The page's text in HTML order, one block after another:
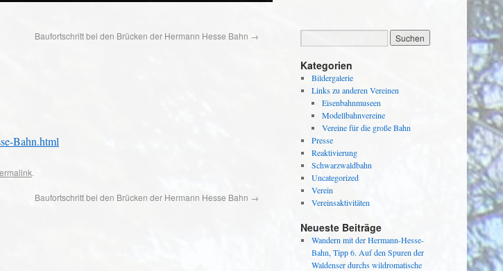
Baufortschritt bei den Brücken der Hermann Hesse Bahn →
Bahn.html
.
Baufortschritt bei den Brücken der Hermann Hesse Bahn →
Kategorien
Bildergalerie
Links zu anderen Vereinen
Eisenbahnmuseen
Modellbahnvereine
Vereine für die große Bahn
Presse
Reaktivierung
Schwarzwaldbahn
Uncategorized
Verein
Vereinsaktivitäten
Neueste Beiträge
Wandern mit der Hermann-Hesse-
Bahn, Tipp 6. Auf den Spuren der
Waldenser durchs wildromatische